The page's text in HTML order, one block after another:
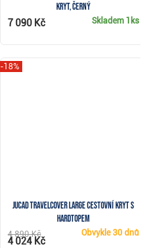
kryt, černý
Skladem 1ks
7 090 Kč
JuCad Travelcover LARGE cestovní kryt s
hardtopem
-18%
Obvykle30 dnů
4 890 Kč
4 024 Kč